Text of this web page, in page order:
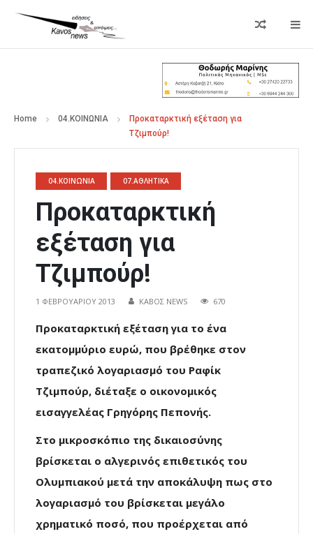
Home 04.ΚΟΙΝΩΝΙΑ
Προκαταρκτική εξέταση για
Τζιμπούρ!
04.ΚΟΙΝΩΝΙΑ 07.ΑΘΛΗΤΙΚΑ
Προκαταρκτική
εξέταση για
Τζιμπούρ!
1 ΦΕΒΡΟΥΑΡΊΟΥ 2013 ΚΑΒΟΣ NEWS 670
Προκαταρκτική εξέταση για το ένα
εκατομμύριο ευρώ, που βρέθηκε στον
τραπεζικό λογαριασμό του Ραφίκ
Τζιμπούρ, διέταξε ο οικονομικός
εισαγγελέας Γρηγόρης Πεπονής.
Στο μικροσκόπιο της δικαιοσύνης
βρίσκεται ο αλγερινός επιθετικός του
Ολυμπιακού μετά την αποκάλυψη πως στο
λογαριασμό του βρίσκεται μεγάλο
χρηματικό ποσό, που προέρχεται από